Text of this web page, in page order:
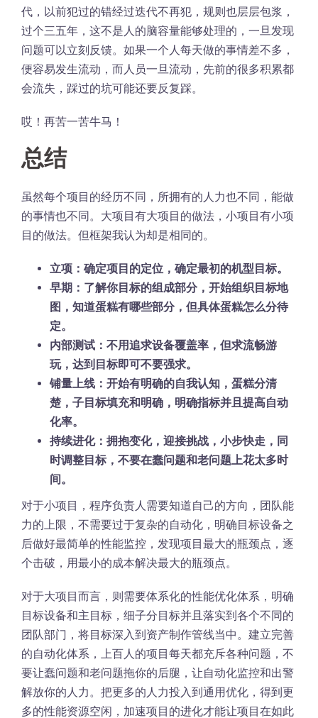
代，以前犯过的错经过迭代不再犯，规则也层层包浆，
过个三五年，这不是人的脑容量能够处理的，一旦发现
问题可以立刻反馈。如果一个人每天做的事情差不多，
便容易发生流动，而人员一旦流动，先前的很多积累都
会流失，踩过的坑可能还要反复踩。
哎！再苦一苦牛马！
总结
虽然每个项目的经历不同，所拥有的人力也不同，能做
的事情也不同。大项目有大项目的做法，小项目有小项
目的做法。但框架我认为却是相同的。
立项：确定项目的定位，确定最初的机型目标。
早期：了解你目标的组成部分，开始组织目标地
图，知道蛋糕有哪些部分，但具体蛋糕怎么分待
定。
内部测试：不用追求设备覆盖率，但求流畅游
玩，达到目标即可不要强求。
铺量上线：开始有明确的自我认知，蛋糕分清
楚，子目标填充和明确，明确指标并且提高自动
化率。
持续进化：拥抱变化，迎接挑战，小步快走，同
时调整目标，不要在蠢问题和老问题上花太多时
间。
对于小项目，程序负责人需要知道自己的方向，团队能
力的上限，不需要过于复杂的自动化，明确目标设备之
后做好最简单的性能监控，发现项目最大的瓶颈点，逐
个击破，用最小的成本解决最大的瓶颈点。
对于大项目而言，则需要体系化的性能优化体系，明确
目标设备和主目标，细子分目标并且落实到各个不同的
团队部门，将目标深入到资产制作管线当中。建立完善
的自动化体系，上百人的项目每天都充斥各种问题，不
要让蠢问题和老问题拖你的后腿，让自动化监控和出警
解放你的人力。把更多的人力投入到通用优化，得到更
多的性能资源空闲，加速项目的进化才能让项目在如此